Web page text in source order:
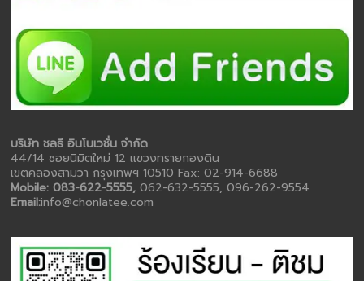
บริษัท ชลธี อินโนเวชั่น จำกัด
44/14 ซอยนิมิตใหม่ 12 แขวงทรายกองดิน
เขตคลองสามวา กรุงเทพฯ 10510 Fax: 02-914-6688
Mobile: 083-622-5555,062-632-5555, 096-262-9554
Email:info@chonlatee.com